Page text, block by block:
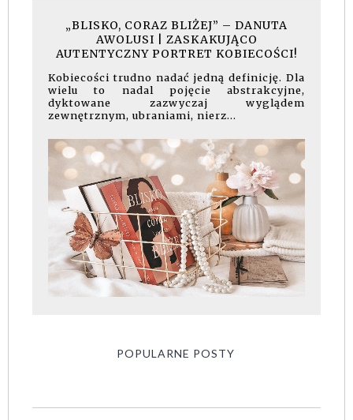
„BLISKO, CORAZ BLIŻEJ” – DANUTA
AWOLUSI | ZASKAKUJĄCO
AUTENTYCZNY PORTRET KOBIECOŚCI!
Kobiecości trudno nadać jedną definicję. Dla
wielu to nadal pojęcie abstrakcyjne,
dyktowane zazwyczaj wyglądem
zewnętrznym, ubraniami, nierz...
POPULARNE POSTY